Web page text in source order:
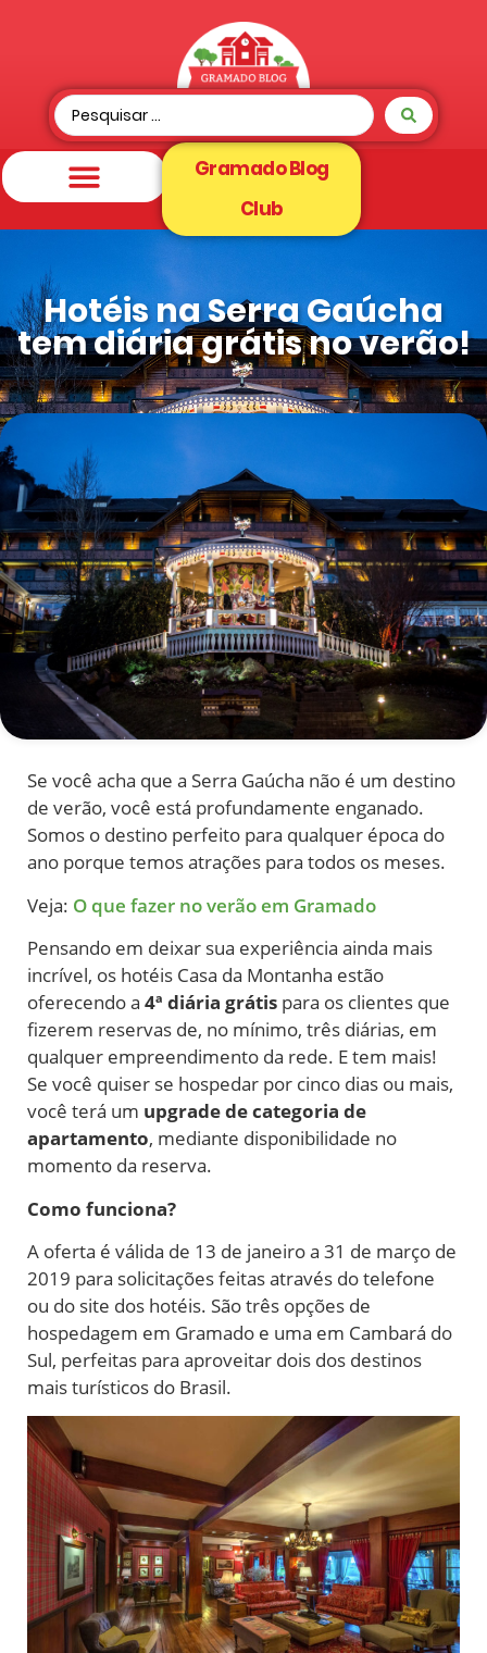
Gramado Blog
Club
Hotéis na Serra Gaúcha
tem diária grátis no verão!
Se você acha que a Serra Gaúcha não é um destino
de verão, você está profundamente enganado.
Somos o destino perfeito para qualquer época do
ano porque temos atrações para todos os meses.
Veja: O que fazer no verão em Gramado
Pensando em deixar sua experiência ainda mais
incrível, os hotéis Casa da Montanha estão
oferecendo a 4ª diária grátis para os clientes que
fizerem reservas de, no mínimo, três diárias, em
qualquer empreendimento da rede. E tem mais!
Se você quiser se hospedar por cinco dias ou mais,
você terá um upgrade de categoria de
apartamento, mediante disponibilidade no
momento da reserva.
Como funciona?
A oferta é válida de 13 de janeiro a 31 de março de
2019 para solicitações feitas através do telefone
ou do site dos hotéis. São três opções de
hospedagem em Gramado e uma em Cambará do
Sul, perfeitas para aproveitar dois dos destinos
mais turísticos do Brasil.